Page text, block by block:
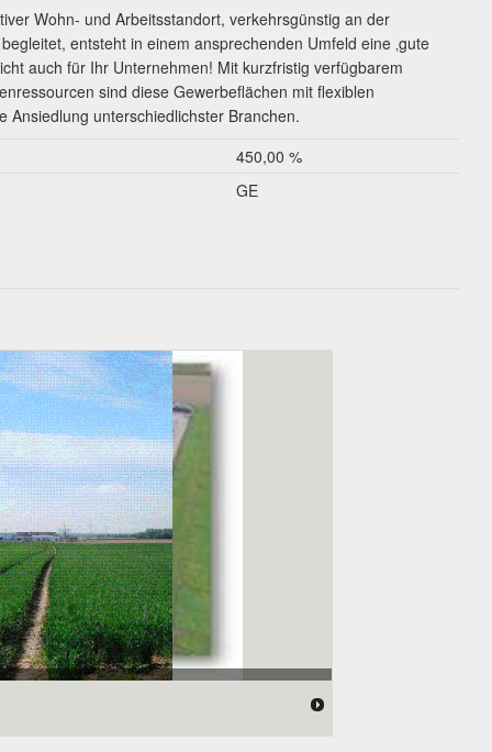
Wohn- und Arbeitsstandort, verkehrsgünstig an der
entsteht in einem ansprechenden Umfeld eine ‚gute
auch für Ihr Unternehmen! Mit kurzfristig verfügbarem
sind diese Gewerbeflächen mit flexiblen
unterschiedlichster Branchen.
450,00 %
GE